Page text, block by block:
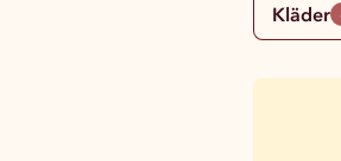
Kläder